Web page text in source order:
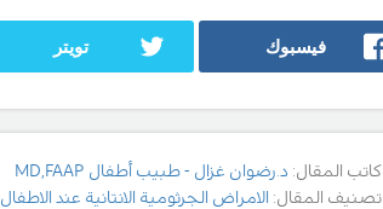
فيسبوك تويتر
كاتب المقال: د.رضوان غزال - طبيب أطفال MD,FAAP
تصنيف المقال: الامراض الجرثومية الانتانية عند الاطفال